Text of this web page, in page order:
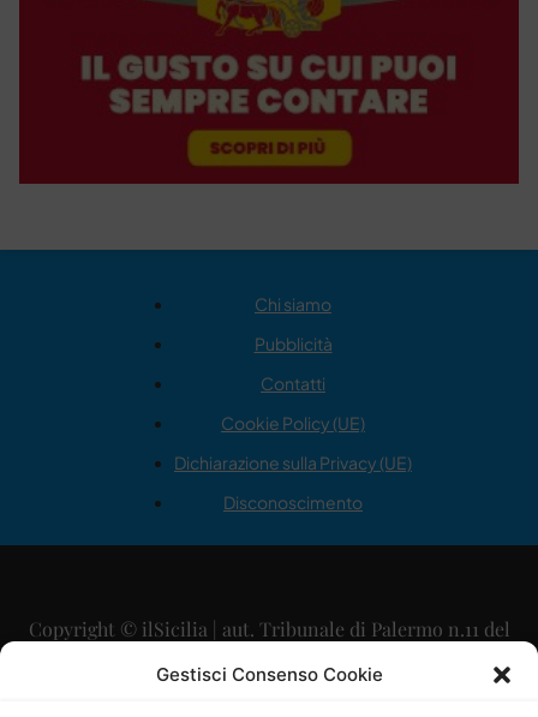
Gestisci Consenso Cookie
Chi siamo
Pubblicità
Contatti
Cookie Policy (UE)
Dichiarazione sulla Privacy (UE)
Disconoscimento
Copyright © ilSicilia | aut. Tribunale di Palermo n.11 del
29/09/2015